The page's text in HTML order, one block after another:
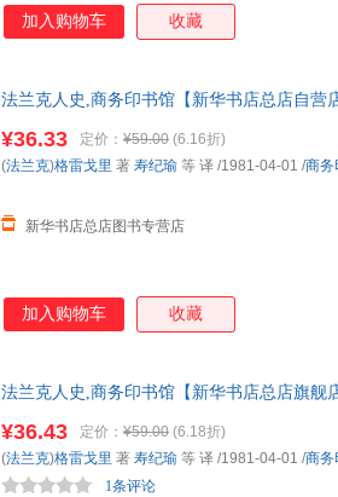
加入购物车 收藏
法兰克人史,商务印书馆【新华书店总店自营
¥36.33 定价： ¥59.00 (6.16折)
新华书店总店图书专营店
(法兰克)格雷戈里 著 寿纪瑜 等 译 /1981-04-01 /商务
加入购物车 收藏
法兰克人史,商务印书馆【新华书店总店旗舰
¥36.43 定价： ¥59.00 (6.18折)
1条评论
(法兰克)格雷戈里 著 寿纪瑜 等 译 /1981-04-01 /商务